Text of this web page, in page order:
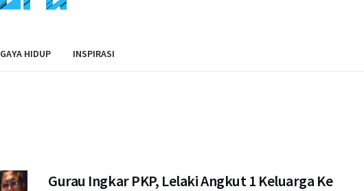
GAYA HIDUP INSPIRASI
Gurau Ingkar PKP, Lelaki Angkut 1 Keluarga Ke